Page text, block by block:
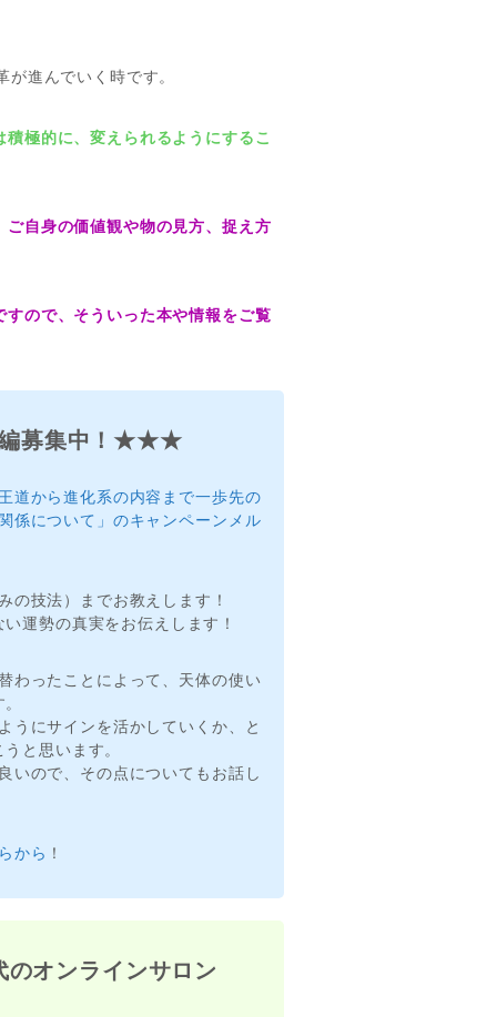
進んでいく時です。
極的に、変えられるようにするこ
ご自身の価値観や物の見方、捉え方
ので、そういった本や情報をご覧
募集中！★★★
道から進化系の内容まで一歩先の
係について」のキャンペーンメル
の技法）までお教えします！
運勢の真実をお伝えします！
わったことによって、天体の使い
うにサインを活かしていくか、と
と思います。
いので、その点についてもお話し
から ！
オンラインサロン